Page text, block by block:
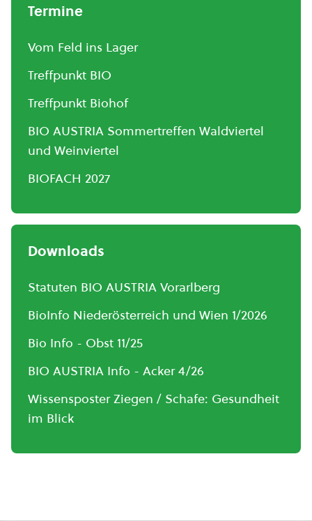
Termine
Vom Feld ins Lager
Treffpunkt BIO
Treffpunkt Biohof
BIO AUSTRIA Sommertreffen Waldviertel
und Weinviertel
BIOFACH 2027
Downloads
Statuten BIO AUSTRIA Vorarlberg
BioInfo Niederösterreich und Wien 1/2026
Bio Info - Obst 11/25
BIO AUSTRIA Info - Acker 4/26
Wissensposter Ziegen / Schafe: Gesundheit
im Blick